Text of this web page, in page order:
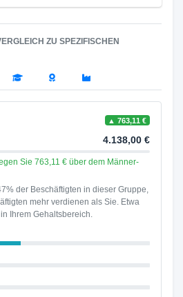
ZU SPEZIFISCHEN
▲ 763,11 €
4.138,00 €
Sie 763,11 € über dem Männer-
der Beschäftigten in dieser Gruppe,
mehr verdienen als Sie. Etwa
Ihrem Gehaltsbereich.